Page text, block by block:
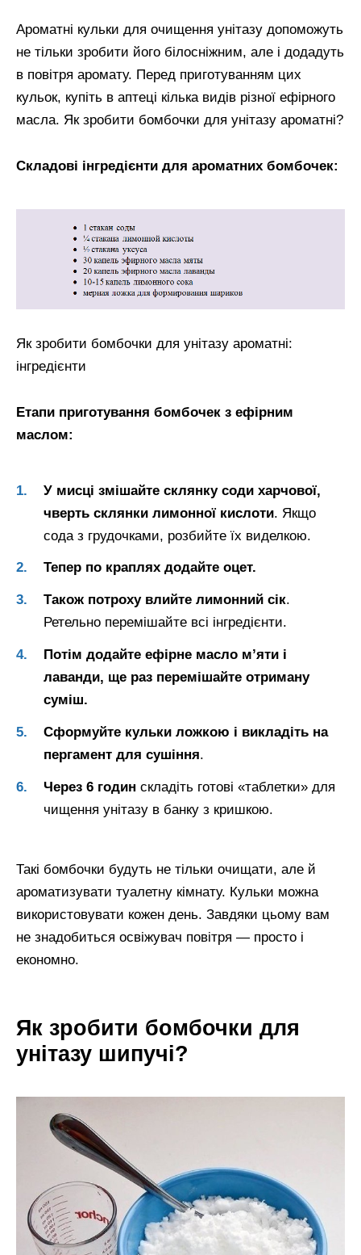
Ароматні кульки для очищення унітазу допоможуть
не тільки зробити його білосніжним, але і додадуть
в повітря аромату. Перед приготуванням цих
кульок, купіть в аптеці кілька видів різної ефірного
масла. Як зробити бомбочки для унітазу ароматні?
Складові інгредієнти для ароматних бомбочек:
Як зробити бомбочки для унітазу ароматні:
інгредієнти
Етапи приготування бомбочек з ефірним
маслом:
У мисці змішайте склянку соди харчової,
чверть склянки лимонної кислоти. Якщо
сода з грудочками, розбийте їх виделкою.
Тепер по краплях додайте оцет.
Також потроху влийте лимонний сік.
Ретельно перемішайте всі інгредієнти.
Потім додайте ефірне масло м’яти і
лаванди, ще раз перемішайте отриману
суміш.
Сформуйте кульки ложкою і викладіть на
пергамент для сушіння.
Через 6 годин складіть готові «таблетки» для
чищення унітазу в банку з кришкою.
Такі бомбочки будуть не тільки очищати, але й
ароматизувати туалетну кімнату. Кульки можна
використовувати кожен день. Завдяки цьому вам
не знадобиться освіжувач повітря — просто і
економно.
Як зробити бомбочки для
унітазу шипучі?